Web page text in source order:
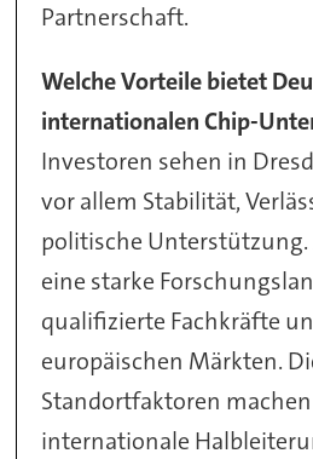
Partnerschaft.
Welche Vorteile bietet
internationalen Chip-
Investoren sehen in
vor allem Stabilität,
politische Unterstützung.
eine starke
qualifizierte Fachkräfte
europäischen Märkten.
Standortfaktoren
internationale